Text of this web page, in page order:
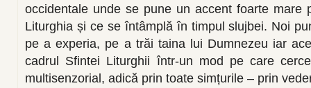
occidentale unde se pune un accent foarte mare
Liturghia și ce se întâmplă în timpul slujbei. Noi
pe a experia, pe a trăi taina lui Dumnezeu iar
cadrul Sfintei Liturghii într-un mod pe care
multisenzorial, adică prin toate simțurile – prin